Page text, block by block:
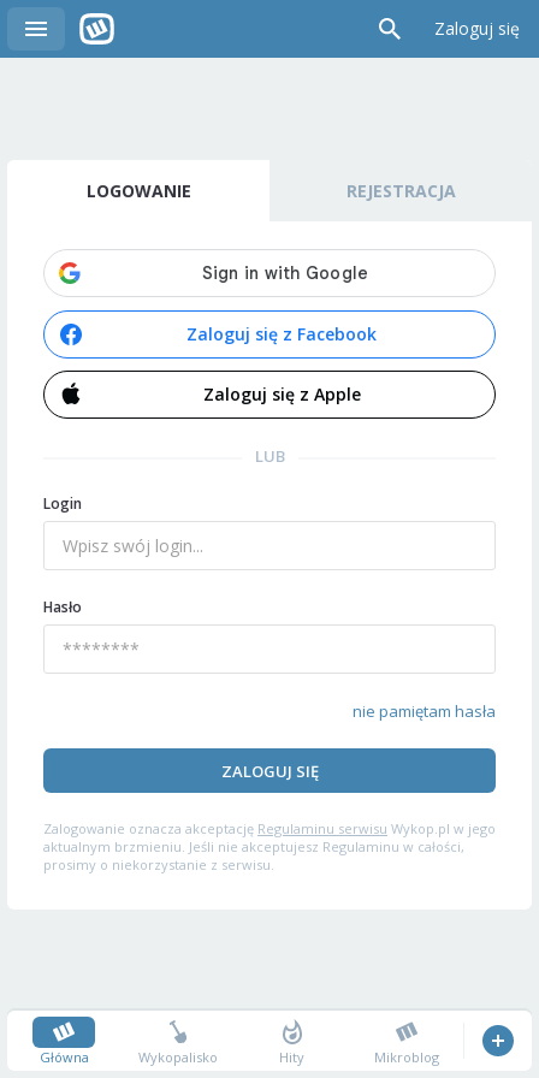
Zaloguj się
LOGOWANIE REJESTRACJA
Zaloguj się z Facebook
Zaloguj się z Apple
LUB
Login
Hasło
nie pamiętam hasła
ZALOGUJ SIĘ
Zalogowanie oznacza akceptację Regulaminu serwisu Wykop.pl w jego
aktualnym brzmieniu. Jeśli nie akceptujesz Regulaminu w całości,
prosimy o niekorzystanie z serwisu.
Główna Wykopalisko Hity Mikroblog